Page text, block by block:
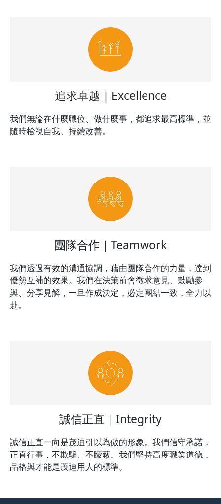
追求卓越｜Excellence
我們無論在什麼職位、做什麼事，都追求最高標準，並
隨時檢視自我、持續改善。
團隊合作｜Teamwork
我們透過有效的溝通協調，藉由團隊合作的力量，達到
優勢互補的效果。我們在決策前會徵求意見、鼓勵參
與、分享見解，一旦作成決定，必定團結一致，全力以
赴。
誠信正直｜Integrity
誠信正直一向是茂迪引以為傲的形象。我們信守承諾，
正直行事，不欺騙、不矇蔽。我們堅持高度職業道德，
品格與才能是茂迪用人的標準。